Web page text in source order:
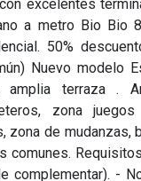
excelentes
a metro Bio Bio
50%
Nuevo modelo
amplia terraza .
zona
zona de mudanzas,
comunes.
complementar). -